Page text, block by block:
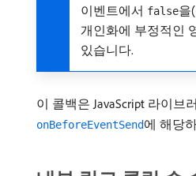
이벤트에서 false을
개인화에 부정적인
있습니다.
이 콜백은 JavaScript 라이브
onBeforeEventSend에 해당